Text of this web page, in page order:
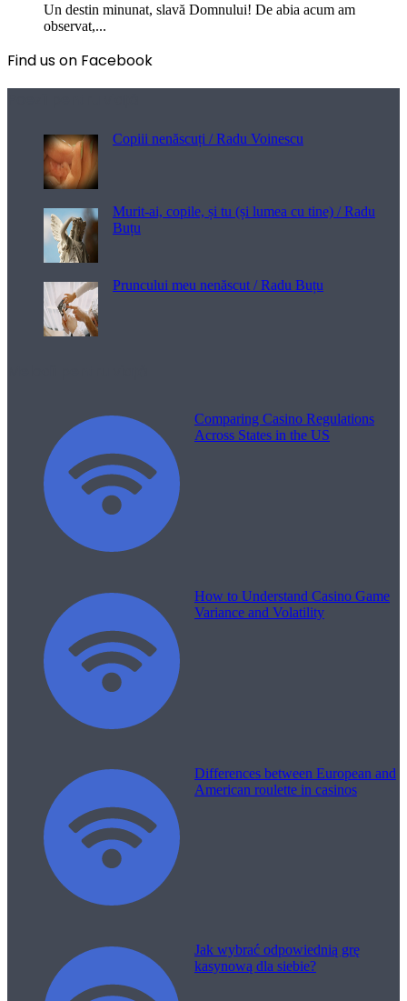
Un destin minunat, slavă Domnului! De abia acum am
observat,...
Find us on Facebook
Copiii nenăscuți / Radu Voinescu
Murit-ai, copile, și tu (și lumea cu tine) / Radu
Buțu
Pruncului meu nenăscut / Radu Buțu
Comparing Casino Regulations
Across States in the US
How to Understand Casino Game
Variance and Volatility
Differences between European and
American roulette in casinos
Jak wybrać odpowiednią grę
kasynową dla siebie?